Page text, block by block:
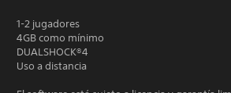
1-2 jugadores
4GB como mínimo
DUALSHOCK®4
Uso a distancia